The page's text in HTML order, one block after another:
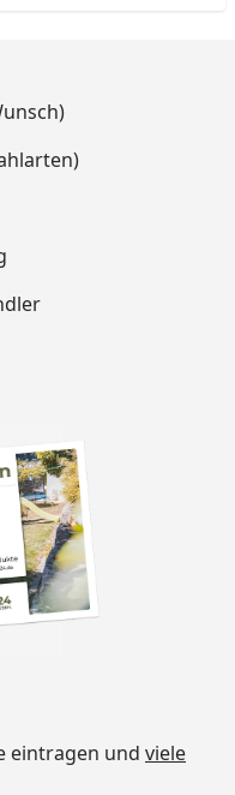
eintragen und viele